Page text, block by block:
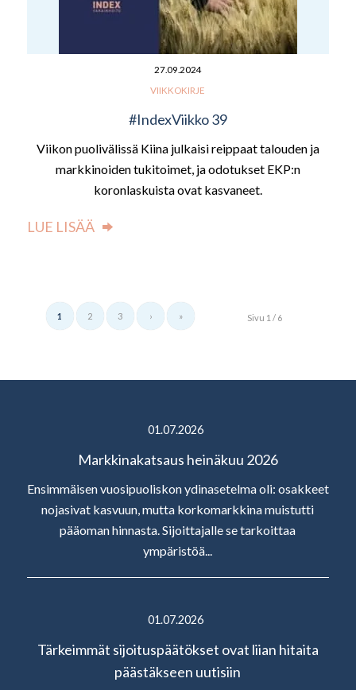
27.09.2024
VIIKKOKIRJE
#IndexViikko 39
Viikon puolivälissä Kiina julkaisi reippaat talouden ja
markkinoiden tukitoimet, ja odotukset EKP:n
koronlaskuista ovat kasvaneet.
LUE LISÄÄ
Sivu 1 / 6
1 2 3 › »
01.07.2026
Markkinakatsaus heinäkuu 2026
Ensimmäisen vuosipuoliskon ydinasetelma oli: osakkeet
nojasivat kasvuun, mutta korkomarkkina muistutti
pääoman hinnasta. Sijoittajalle se tarkoittaa
ympäristöä...
01.07.2026
Tärkeimmät sijoituspäätökset ovat liian hitaita
päästäkseen uutisiin